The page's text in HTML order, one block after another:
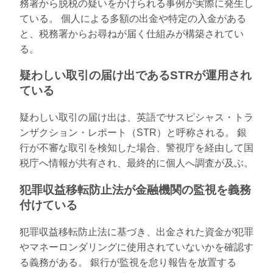
務署から脱税の疑いをかけられる事例が実際に発生し
ている。 個人による多額の出金や特定の入金がある
と、税務署からお尋ねが届く仕組みが構築されてい
る。
疑わしい取引の届け出であるSTRが運用され
ている
疑わしい取引の届け出は、英語でサスピシャス・トラ
ンザクション・レポート（STR）と呼称される。 銀
行が不審な取引を検知した場合、警視庁を経由して国
税庁へ情報が共有され、最終的に個人へ調査が及ぶ。
犯罪収益移転防止法が金融機関の監視を義務
付けている
犯罪収益移転防止法に基づき、出金された資金が犯罪
やマネーロンダリングに使用されていないかを確認す
る義務がある。 銀行が監視を怠り報告を放置する